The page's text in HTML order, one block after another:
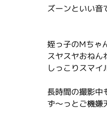
ズーンといい音
姪っ子のMちゃ
スヤスヤおねん
しっこりスマイ
長時間の撮影中
ず～っとご機嫌